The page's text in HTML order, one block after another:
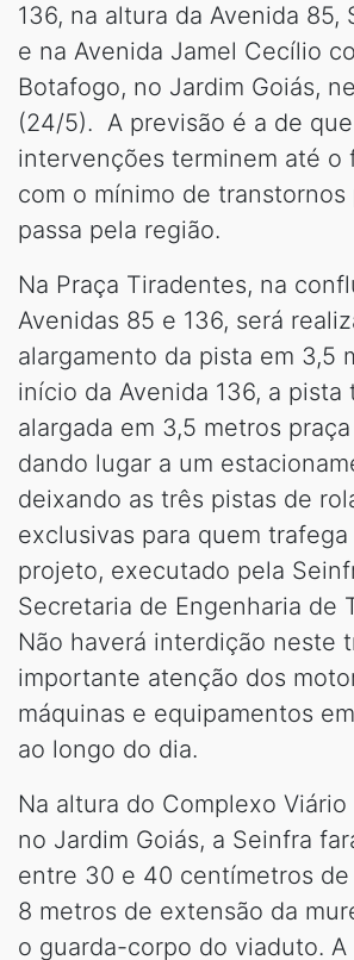
136, na altura da Avenida 85,
e na Avenida Jamel Cecílio
Botafogo, no Jardim Goiás,
(24/5). A previsão é a de
intervenções terminem até o
com o mínimo de transtornos
passa pela região.
Na Praça Tiradentes, na
Avenidas 85 e 136, será
alargamento da pista em 3,5
início da Avenida 136, a pista
alargada em 3,5 metros
dando lugar a um
deixando as três pistas de
exclusivas para quem trafega
projeto, executado pela
Secretaria de Engenharia de
Não haverá interdição neste
importante atenção dos
máquinas e equipamentos
ao longo do dia.
Na altura do Complexo
no Jardim Goiás, a Seinfra
entre 30 e 40 centímetros
8 metros de extensão da
o guarda-corpo do viaduto. A